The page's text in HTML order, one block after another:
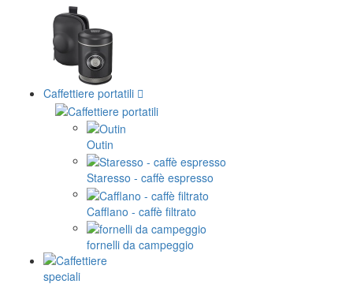
Caffettiere portatili
Outin
Staresso - caffè espresso
Cafflano - caffè filtrato
fornelli da campeggio